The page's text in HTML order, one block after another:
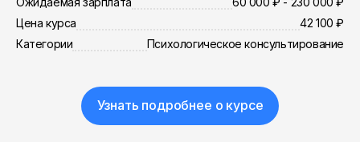
Цена курса
42 100 ₽
Категории
Психологическое консультирование
Узнать подробнее о курсе